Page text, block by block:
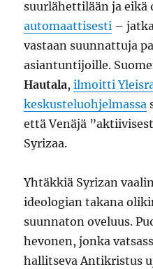
suurlähettilään ja eikä
automaattisesti –
vastaan suunnattuja
asiantuntijoille.
Hautala,ilmoitti
keskusteluohjelmassa
että Venäjä
Syrizaa.
Yhtäkkiä Syrizan
ideologian takana
suunnaton oveluus.
hevonen, jonka
hallitseva Antikristus